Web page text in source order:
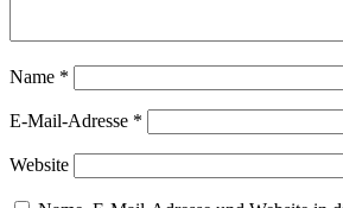
Name *
E-Mail-Adresse *
Website